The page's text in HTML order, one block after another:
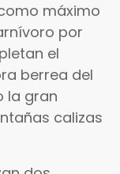
máximo
por
el
berrea del
la gran
calizas